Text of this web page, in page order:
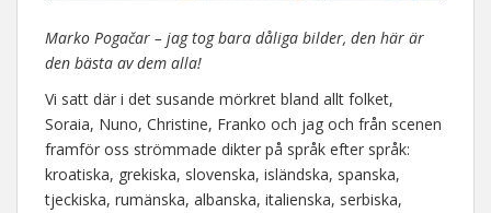
Marko Pogačar – jag tog bara dåliga bilder, den här är
den bästa av dem alla!
Vi satt där i det susande mörkret bland allt folket,
Soraia, Nuno, Christine, Franko och jag och från scenen
framför oss strömmade dikter på språk efter språk:
kroatiska, grekiska, slovenska, isländska, spanska,
tjeckiska, rumänska, albanska, italienska, serbiska,